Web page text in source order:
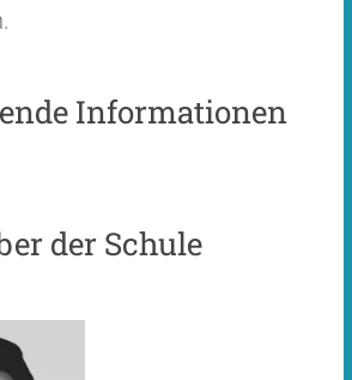
Informationen
der Schule